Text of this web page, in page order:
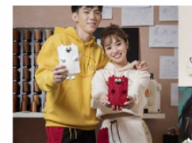
裙是她近期相當喜愛的單品選
紗質長裙，內用亮色褲襪增添活
衣外套、丹寧夾克下，個性與浪
最簡單的搭配則是上身休閒連帽
是要一貫的甜美可愛！（圖／
泫雅IG）或是戴個網紗帽為街
的貝蕾帽也更加有時尚話題性